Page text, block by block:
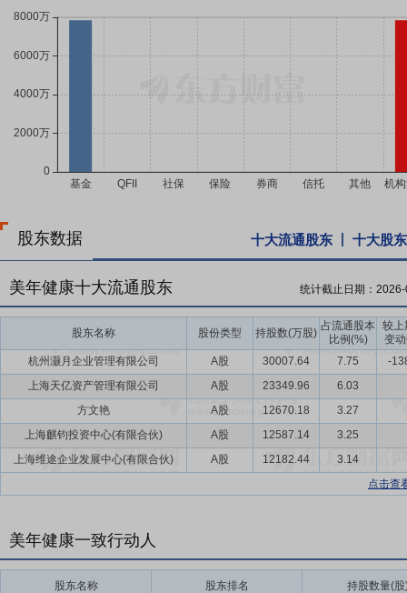
股东数据 十大流通股东 十大股东
美年健康十大流通股东 统计截止日期：
股东名称 股份类型 持股数(万股)
占流通股本
比例(%)
较上
变
杭州灏月企业管理有限公司
A股 30007.64 7.75
-
上海天亿资产管理有限公司
A股 23349.96
6.03
方文艳
A股 12670.18
3.27
上海麒钧投资中心(有限合伙)
A股 12587.14
3.25
上海维途企业发展中心(有限合伙)
A股 12182.44
3.14
点击查
美年健康一致行动人
股东名称 股东排名 持股数量(股